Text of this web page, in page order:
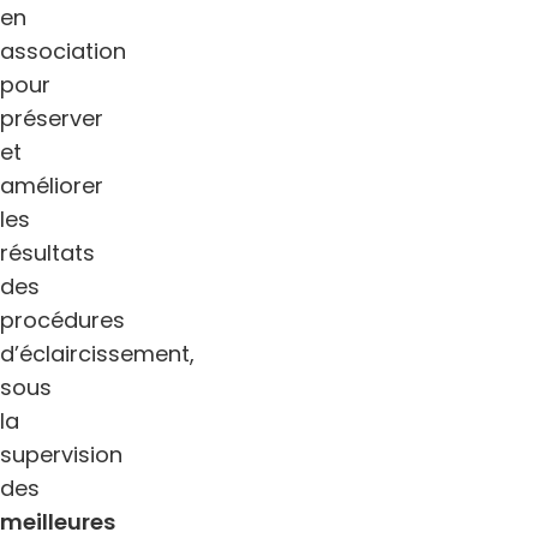
en
association
pour
préserver
et
améliorer
les
résultats
des
procédures
d’éclaircissement,
sous
la
supervision
des
meilleures